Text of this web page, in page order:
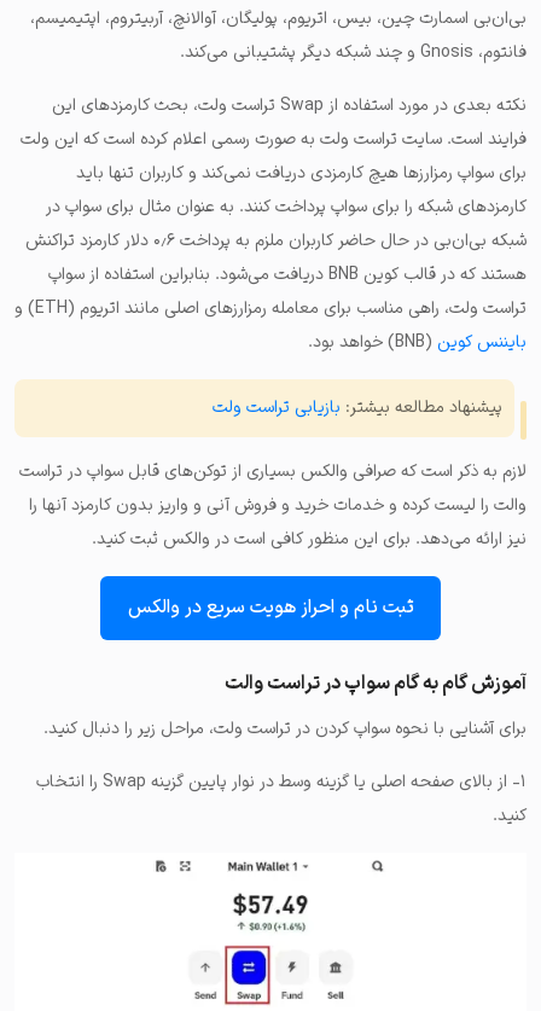
بی‌ان‌بی اسمارت چین، بیس، اتریوم، پولیگان، آوالانچ، آربیتروم، اپتیمیسم،
فانتوم، Gnosis و چند شبکه دیگر پشتیبانی می‌کند.
نکته بعدی در مورد استفاده از Swap تراست ولت، بحث کارمزدهای این
فرایند است. سایت تراست ولت به صورت رسمی اعلام کرده است که این ولت
برای سواپ رمزارزها هیچ کارمزدی دریافت نمی‌کند و کاربران تنها باید
کارمزدهای شبکه را برای سواپ پرداخت کنند. به عنوان مثال برای سواپ در
شبکه بی‌ان‌بی در حال حاضر کاربران ملزم به پرداخت ۰٫۶ دلار کارمزد تراکنش
هستند که در قالب کوین BNB دریافت می‌شود. بنابراین استفاده از سواپ
تراست ولت، راهی مناسب برای معامله رمزارزهای اصلی مانند اتریوم (ETH) و
بایننس کوین (BNB) خواهد بود.
پیشنهاد مطالعه بیشتر: بازیابی تراست ولت
لازم به ذکر است که صرافی والکس بسیاری از توکن‌های قابل سواپ در تراست
والت را لیست کرده و خدمات خرید و فروش آنی و واریز بدون کارمزد آنها را
نیز ارائه می‌دهد. برای این منظور کافی است در والکس ثبت کنید.
ثبت نام و احراز هویت سریع در والکس
آموزش گام به گام سواپ در تراست والت
برای آشنایی با نحوه سواپ کردن در تراست ولت، مراحل زیر را دنبال کنید.
۱- از بالای صفحه اصلی یا گزینه وسط در نوار پایین گزینه Swap را انتخاب
کنید.